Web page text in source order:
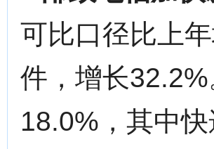
可比口径比上
件，增长
18.0%，其中